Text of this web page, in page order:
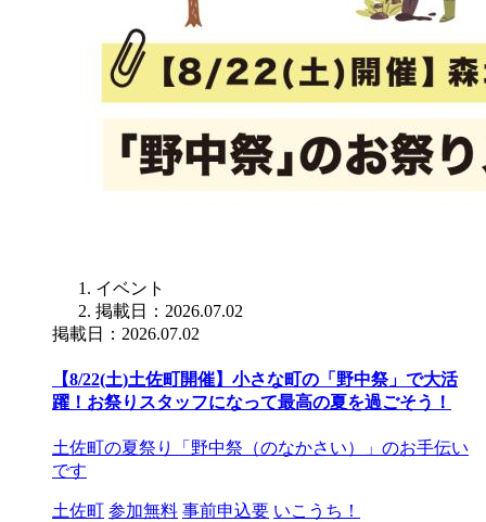
イベント
掲載日：2026.07.02
掲載日：2026.07.02
【8/22(土)土佐町開催】小さな町の「野中祭」で大活
躍！お祭りスタッフになって最高の夏を過ごそう！
土佐町の夏祭り「野中祭（のなかさい）」のお手伝い
です
土佐町 参加無料 事前申込要 いこうち！